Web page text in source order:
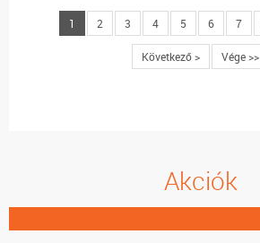
1 2 3 4 5 6 7
Következő > Vége >>
Akciók